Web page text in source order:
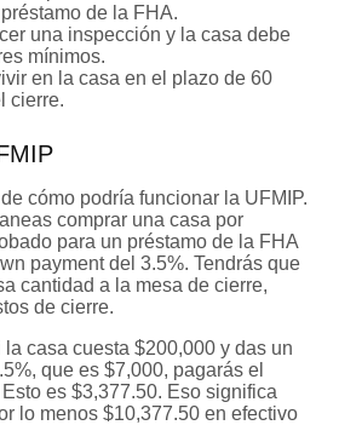
de la FHA.
una inspección y la casa debe
mínimos.
en la casa en el plazo de 60
cierre.
cómo podría funcionar la UFMIP.
comprar una casa por
para un préstamo de la FHA
payment del 3.5%. Tendrás que
cantidad a la mesa de cierre,
de cierre.
casa cuesta $200,000 y das un
que es $7,000, pagarás el
es $3,377.50. Eso significa
lo menos $10,377.50 en efectivo